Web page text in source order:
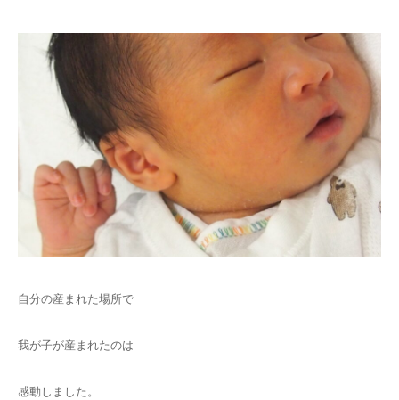
自分の産まれた場所で
我が子が産まれたのは
感動しました。
採用情報
分娩予約状況